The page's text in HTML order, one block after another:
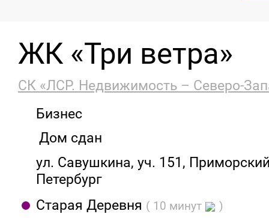
ЖК «Три ветра»
СК «ЛСР. Недвижимость – Северо-
Бизнес
Дом сдан
ул. Савушкина, уч. 151,
Петербург
Старая Деревня ( 10 минут )